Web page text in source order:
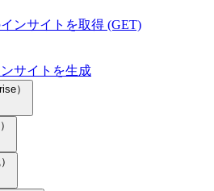
ンサイトを取得 (GET)
サイトを生成
）